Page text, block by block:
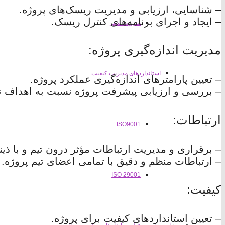
مدیریت سبز
استانداردهای مدیریت کیفیت
ISO9001
ISO 29001
– شناسایی، ارزیابی و مدیریت ریسک‌های پروژه.
– ایجاد و اجرای برنامه‌های کنترل ریسک.
مدیریت اندازه‌گیری پروژه:
– تعیین پارامترهای اندازه‌گیری عملکرد پروژه.
– بررسی و ارزیابی پیشرفت پروژه نسبت به اهداف
ارتباطات:
– برقراری و مدیریت ارتباطات مؤثر درون تیم و با
– ارتباطات منظم و دقیق با تمامی اعضای تیم پروژه.
کیفیت:
– تعیین استانداردهای کیفیت برای پروژه.